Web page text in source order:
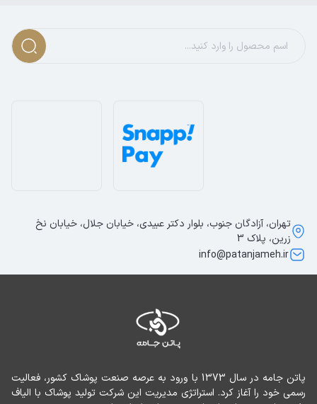
تهران، آزادگان جنوب، بلوار دکتر عبیدی، خیابان جلال، خیابان نخ
زرین، پلاک 3
info@patanjameh.ir